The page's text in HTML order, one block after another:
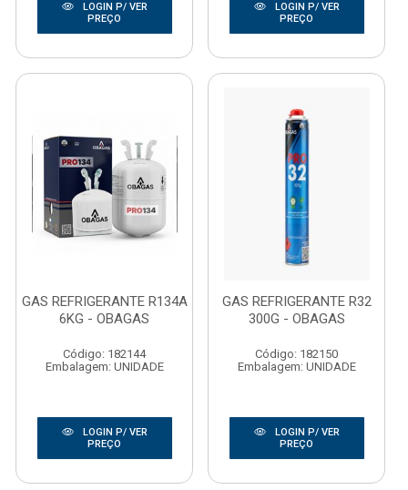
LOGIN P/ VER
PREÇO
LOGIN P/ VER
PREÇO
GAS REFRIGERANTE R134A
6KG - OBAGAS
Código: 182144
Embalagem: UNIDADE
LOGIN P/ VER
PREÇO
GAS REFRIGERANTE R32
300G - OBAGAS
Código: 182150
Embalagem: UNIDADE
LOGIN P/ VER
PREÇO